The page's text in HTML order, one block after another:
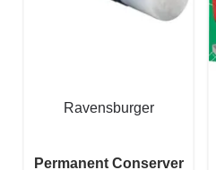
Ravensburger
Permanent Conserver